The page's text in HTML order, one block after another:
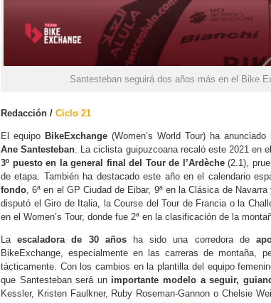
Santesteban seguirá dos años más en el Bike
Redacción / Ciclo 21
El equipo BikeExchange (Women’s World Tour) ha anunciado
Ane Santesteban . La ciclista guipuzcoana recaló este 2021 en
3º puesto en la general final del Tour de l’Ardèche(2.1),
de etapa. También ha destacado este año en el calendario
fondo , 6ª en el GP Ciudad de Eibar, 9ª en la Clásica de
disputó el Giro de Italia, la Course del Tour de Francia o la
en el Women’s Tour, donde fue 2ª en la clasificación de la
Laescaladora de 30 añosha sido una corredora de
BikeExchange, especialmente en las carreras de montaña,
tácticamente. Con los cambios en la plantilla del equipo
que Santesteban será un importante modelo a seguir,
Kessler, Kristen Faulkner, Ruby Roseman-Gannon o Chelsie